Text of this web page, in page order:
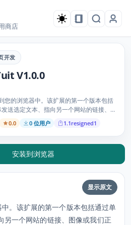
商店
开发
V1.0.0
您的浏览器中。该扩展的第一个版本包括
送选定文本、指向另一个网站的链接、图
浏览的网页的功能！
0.0 0 位用户 1.1resigned1
安装到浏览器
显示原文
。该扩展的第一个版本包括通过单
另一个网站的链接、图像或我们正